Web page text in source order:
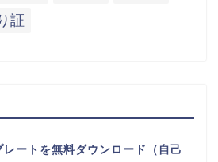
証
ートを無料ダウンロード（自己